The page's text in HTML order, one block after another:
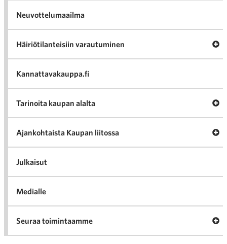
Neuvottelumaailma
Häiriötilanteisiin varautuminen
Kannattavakauppa.fi
Tarinoita kaupan alalta
Ajankohtaista Kaupan liitossa
Julkaisut
Medialle
Seuraa toimintaamme